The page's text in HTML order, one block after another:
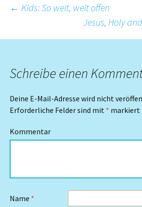
Beitrags-
Navigation
← Kids: So weit, weit offen
Jesus, Holy
Schreibe einen
Deine E-Mail-Adresse wird nicht
Erforderliche Felder sind mit * markiert
Kommentar
Name *